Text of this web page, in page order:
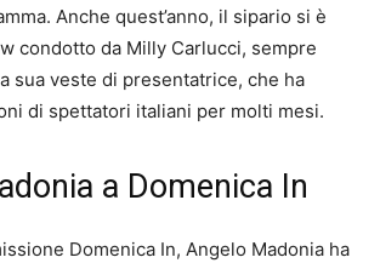
Anche quest’anno, il sipario si è
condotto da Milly Carlucci, sempre
sua veste di presentatrice, che ha
di spettatori italiani per molti mesi.
a Domenica In
Domenica In, Angelo Madonia ha